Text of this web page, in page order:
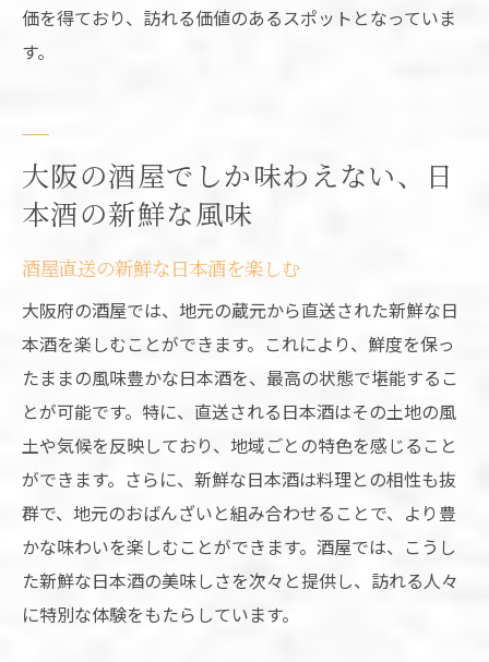
価を得ており、訪れる価値のあるスポットとなっていま
す。
大阪の酒屋でしか味わえない、日
本酒の新鮮な風味
酒屋直送の新鮮な日本酒を楽しむ
大阪府の酒屋では、地元の蔵元から直送された新鮮な日
本酒を楽しむことができます。これにより、鮮度を保っ
たままの風味豊かな日本酒を、最高の状態で堪能するこ
とが可能です。特に、直送される日本酒はその土地の風
土や気候を反映しており、地域ごとの特色を感じること
ができます。さらに、新鮮な日本酒は料理との相性も抜
群で、地元のおばんざいと組み合わせることで、より豊
かな味わいを楽しむことができます。酒屋では、こうし
た新鮮な日本酒の美味しさを次々と提供し、訪れる人々
に特別な体験をもたらしています。